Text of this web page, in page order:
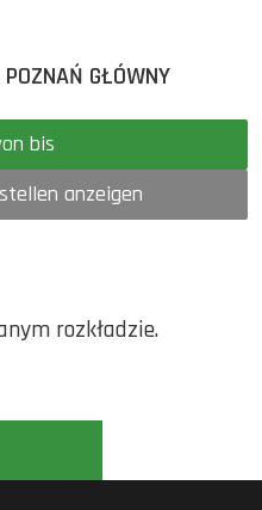
GŁÓWNY
Gültig von bis
anzeigen
rozkładzie.